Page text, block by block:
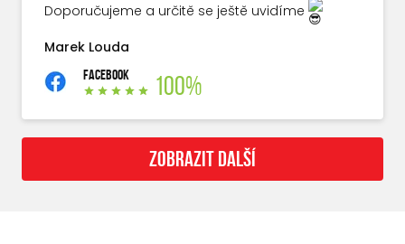
Doporučujeme a určitě se ještě uvidíme
Marek Louda
FACEBOOK 100%
ZOBRAZIT DALŠÍ